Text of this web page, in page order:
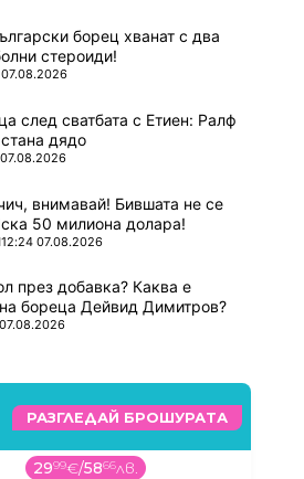
борец хванат с два
стероиди!
след сватбата с Етиен: Ралф
дядо
внимавай! Бившата не се
50 милиона долара!
12:24 07.08.2026
през добавка? Каква е
бореца Дейвид Димитров?
РАЗГЛЕДАЙ БРОШУРАТА
2999€/5866лв.